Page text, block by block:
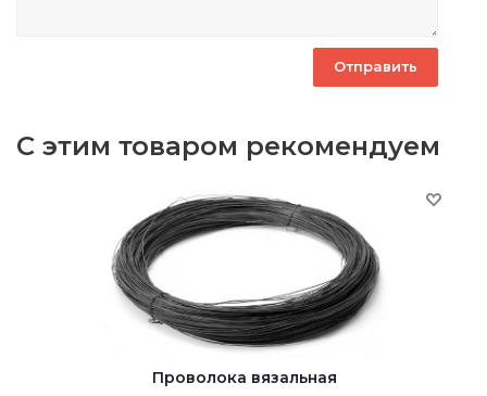
С этим товаром рекомендуем
Проволока вязальная